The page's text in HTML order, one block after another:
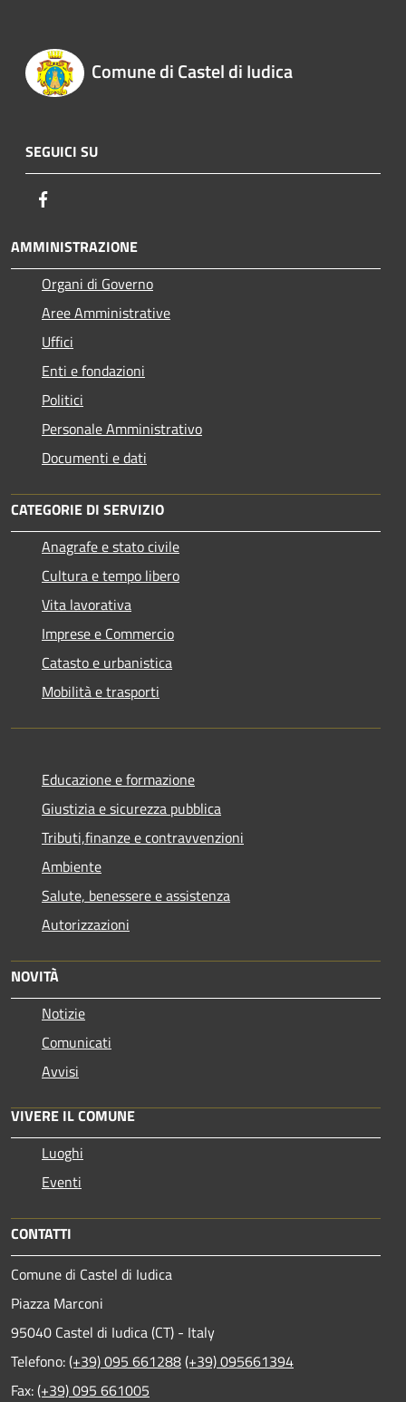
Comune di Castel di Iudica
SEGUICI SU
AMMINISTRAZIONE
Organi di Governo
Aree Amministrative
Uffici
Enti e fondazioni
Politici
Personale Amministrativo
Documenti e dati
CATEGORIE DI SERVIZIO
Anagrafe e stato civile
Cultura e tempo libero
Vita lavorativa
Imprese e Commercio
Catasto e urbanistica
Mobilità e trasporti
Educazione e formazione
Giustizia e sicurezza pubblica
Tributi,finanze e contravvenzioni
Ambiente
Salute, benessere e assistenza
Autorizzazioni
NOVITÀ
Notizie
Comunicati
Avvisi
VIVERE IL COMUNE
Luoghi
Eventi
CONTATTI
Comune di Castel di Iudica
Piazza Marconi
95040 Castel di Iudica (CT) - Italy
Telefono:(+39) 095 661288(+39) 095661394
Fax:(+39) 095 661005